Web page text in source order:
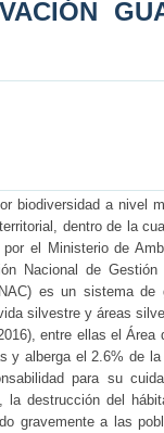
biodiversidad a nivel
dentro de la
el Ministerio de
Nacional de
es un sistema de
silvestre y áreas
entre ellas el Área
y alberga el 2.6% de
para su
destrucción del
gravemente a las